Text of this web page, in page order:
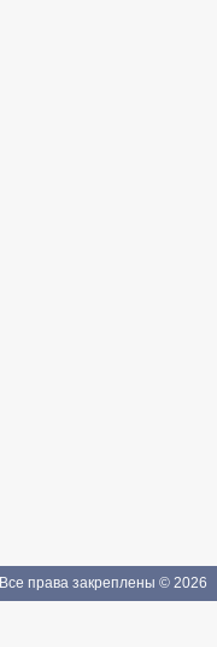
Все права закреплены © 2026